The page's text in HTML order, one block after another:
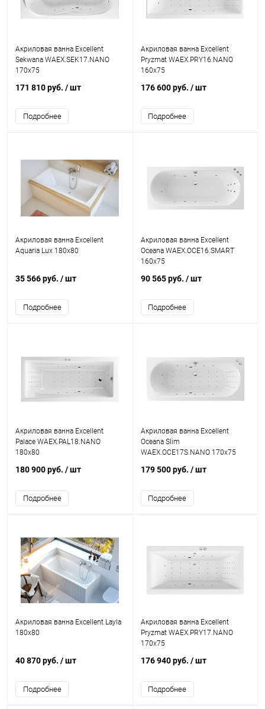
Акриловая ванна Excellent
Sekwana WAEX.SEK17.NANO
170x75
171 810 руб. / шт
Подробнее
Акриловая ванна Excellent
Pryzmat WAEX.PRY16.NANO
160x75
176 600 руб. / шт
Подробнее
Акриловая ванна Excellent
Aquaria Lux 180x80
35 566 руб. / шт
Подробнее
Акриловая ванна Excellent
Oceana WAEX.OCE16.SMART
160x75
90 565 руб. / шт
Подробнее
Акриловая ванна Excellent
Palace WAEX.PAL18.NANO
180x80
180 900 руб. / шт
Подробнее
Акриловая ванна Excellent
Oceana Slim
WAEX.OCE17S.NANO 170x75
179 500 руб. / шт
Подробнее
Акриловая ванна Excellent Layla
180x80
40 870 руб. / шт
Подробнее
Акриловая ванна Excellent
Pryzmat WAEX.PRY17.NANO
170x75
176 940 руб. / шт
Подробнее